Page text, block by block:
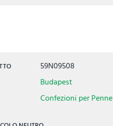
59N09508
Budapest
Confezioni per Penne